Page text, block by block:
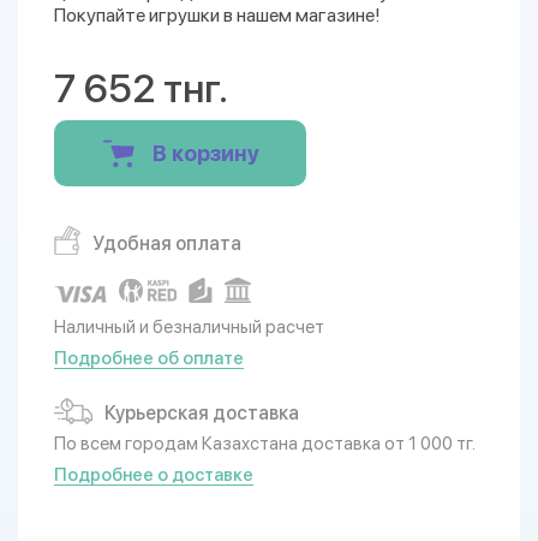
Покупайте игрушки в нашем магазине!
7 652 тнг.
В корзину
Удобная оплата
Наличный и безналичный расчет
Подробнее об оплате
Курьерская доставка
По всем городам Казахстана доставка от 1 000 тг.
Подробнее о доставке